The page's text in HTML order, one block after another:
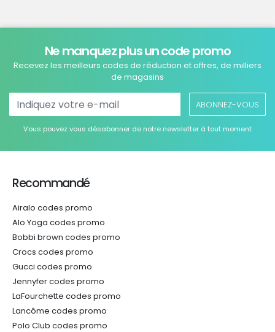
Ne manquez plus un code promo
Recevez les meilleurs codes de réduction et offres, de milliers
de magasins
ABONNEZ-VOUS
Vous pouvez vous désabonner de notre newsletter à tout moment
Recommandé
Airalo codes promo
Alo Yoga codes promo
Bobbi brown codes promo
Crocs codes promo
Gucci codes promo
Jennyfer codes promo
LaFourchette codes promo
Lancôme codes promo
Polo Club codes promo